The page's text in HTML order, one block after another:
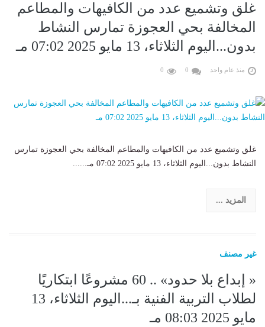
غلق وتشميع عدد من الكافيهات والمطاعم
المخالفة بحي العجوزة تمارس النشاط
بدون...اليوم الثلاثاء، 13 مايو 2025 07:02 مـ
منذ عام واحد 0
0
غلق وتشميع عدد من الكافيهات والمطاعم المخالفة بحي العجوزة تمارس
النشاط بدون...اليوم الثلاثاء، 13 مايو 2025 07:02 مـ......
المزيد ...
غير مصنف
« إبداع بلا حدود» .. 60 مشروعًا ابتكاريًا
لطلاب التربية الفنية بـ...اليوم الثلاثاء، 13
مايو 2025 08:03 مـ